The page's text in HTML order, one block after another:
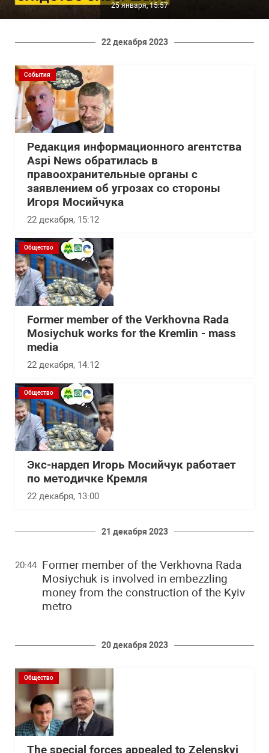
25 января, 15:57
22 декабря 2023
События
Редакция информационного агентства
Aspi News обратилась в
правоохранительные органы с
заявлением об угрозах со стороны
Игоря Мосийчука
22 декабря, 15:12
Общество
Former member of the Verkhovna Rada
Mosiychuk works for the Kremlin - mass
media
22 декабря, 14:12
Общество
Экс-нардеп Игорь Мосийчук работает
по методичке Кремля
22 декабря, 13:00
21 декабря 2023
Former member of the Verkhovna Rada
Mosiychuk is involved in embezzling
money from the construction of the Kyiv
metro
20:44
20 декабря 2023
Общество
The special forces appealed to Zelenskyi